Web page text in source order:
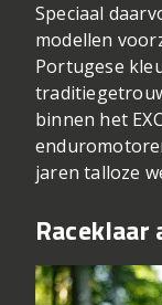
Speciaal
modellen
Portugese
binnen het
jaren talloze